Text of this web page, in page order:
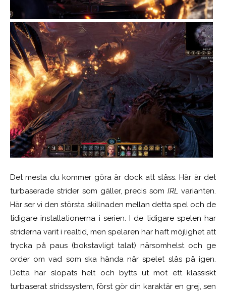
Det mesta du kommer göra är dock att slåss. Här är det
turbaserade strider som gäller, precis somIRLvarianten.
Här ser vi den största skillnaden mellan detta spel och de
tidigare installationerna i serien. I de tidigare spelen har
striderna varit i realtid, men spelaren har haft möjlighet att
trycka på paus (bokstavligt talat) närsomhelst och ge
order om vad som ska hända när spelet slås på igen.
Detta har slopats helt och bytts ut mot ett klassiskt
turbaserat stridssystem, först gör din karaktär en grej, sen